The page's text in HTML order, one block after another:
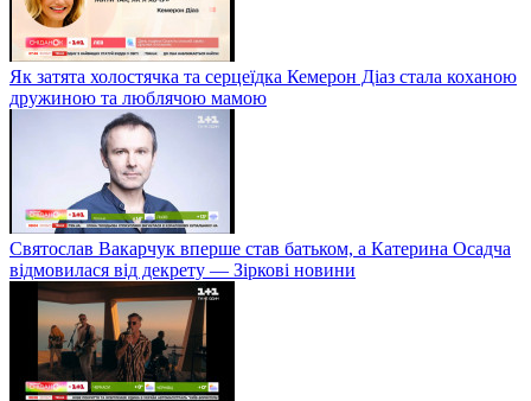
Як затята холостячка та серцеїдка Кемерон Діаз стала коханою
дружиною та люблячою мамою
Святослав Вакарчук вперше став батьком, а Катерина Осадча
відмовилася від декрету — Зіркові новини